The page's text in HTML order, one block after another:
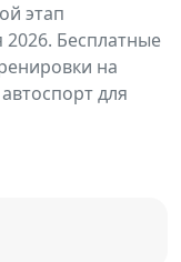
этап
Бесплатные
на
для
этап
в